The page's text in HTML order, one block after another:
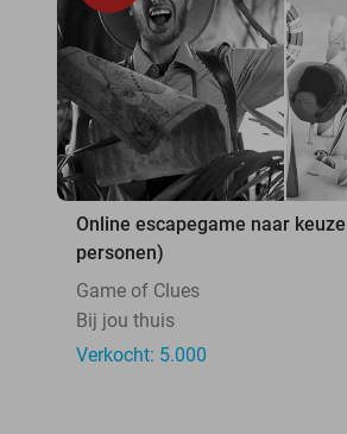
Online escapegame naar
personen)
Game of Clues
Bij jou thuis
Verkocht: 5.000